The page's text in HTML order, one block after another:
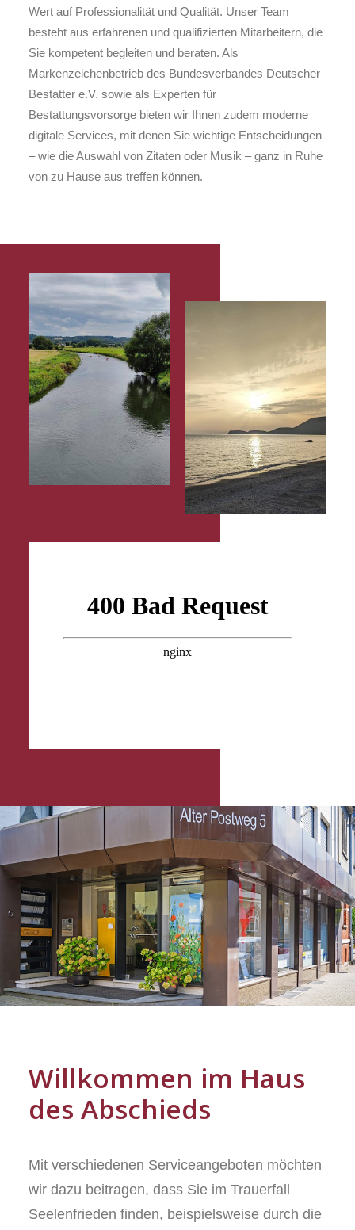
Wert auf Professionalität und Qualität. Unser Team
besteht aus erfahrenen und qualifizierten Mitarbeitern, die
Sie kompetent begleiten und beraten. Als
Markenzeichenbetrieb des Bundesverbandes Deutscher
Bestatter e.V. sowie als Experten für
Bestattungsvorsorge bieten wir Ihnen zudem moderne
digitale Services, mit denen Sie wichtige Entscheidungen
– wie die Auswahl von Zitaten oder Musik – ganz in Ruhe
von zu Hause aus treffen können.
Willkommen im Haus
des Abschieds
Mit verschiedenen Serviceangeboten möchten
wir dazu beitragen, dass Sie im Trauerfall
Seelenfrieden finden, beispielsweise durch die